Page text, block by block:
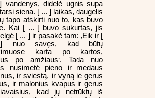
vandenys, didelė ugnis supa
siena. [ ... ] laikas, daugelis
tapo atskirti nuo to, kas buvo
Kai [ ... [ buvo sukurtas, jis
[ ... ] ir pasakė tam: ‚Eik ir [
nuo savęs, kad būtų
karta po kartos,
po amžiaus‘. Tada nuo
nusimetė pieno ir medaus
ir sviestą, ir vyną ie gerus
ir malonius kvapus ir gerus
kad jų netrūktų iš